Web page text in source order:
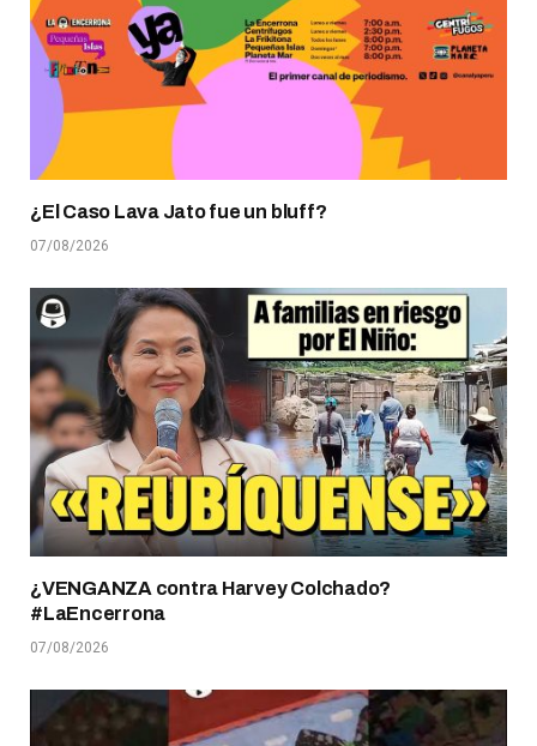
¿El Caso Lava Jato fue un bluff?
07/08/2026
¿VENGANZA contra Harvey Colchado?
#LaEncerrona
07/08/2026